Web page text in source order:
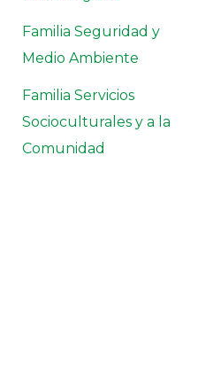
Familia Seguridad y
Medio Ambiente
Familia Servicios
Socioculturales y a la
Comunidad